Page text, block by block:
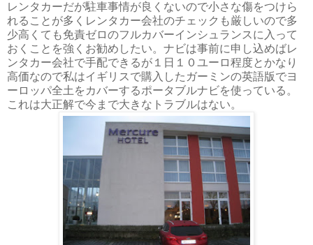
レンタカーだが駐車事情が良くないので小さな傷をつけら
れることが多くレンタカー会社のチェックも厳しいので多
少高くても免責ゼロのフルカバーインシュランスに入って
おくことを強くお勧めしたい。ナビは事前に申し込めばレ
ンタカー会社で手配できるが１日１０ユーロ程度とかなり
高価なので私はイギリスで購入したガーミンの英語版でヨ
ーロッパ全土をカバーするポータブルナビを使っている。
これは大正解で今まで大きなトラブルはない。